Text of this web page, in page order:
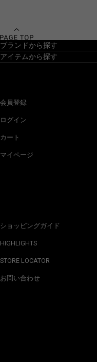
ブランドから探す
アイテムから探す
会員登録
ログイン
カート
マイページ
ショッピングガイド
HIGHLIGHTS
STORE LOCATOR
お問い合わせ